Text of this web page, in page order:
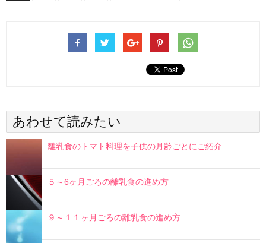
あわせて読みたい
離乳食のトマト料理を子供の月齢ごとにご紹介
５～6ヶ月ごろの離乳食の進め方
９～１１ヶ月ごろの離乳食の進め方